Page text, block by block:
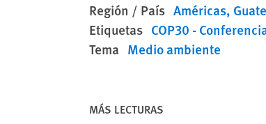
Región / País Américas
Etiquetas COP30 -
Tema Medio ambiente
MÁS LECTURAS